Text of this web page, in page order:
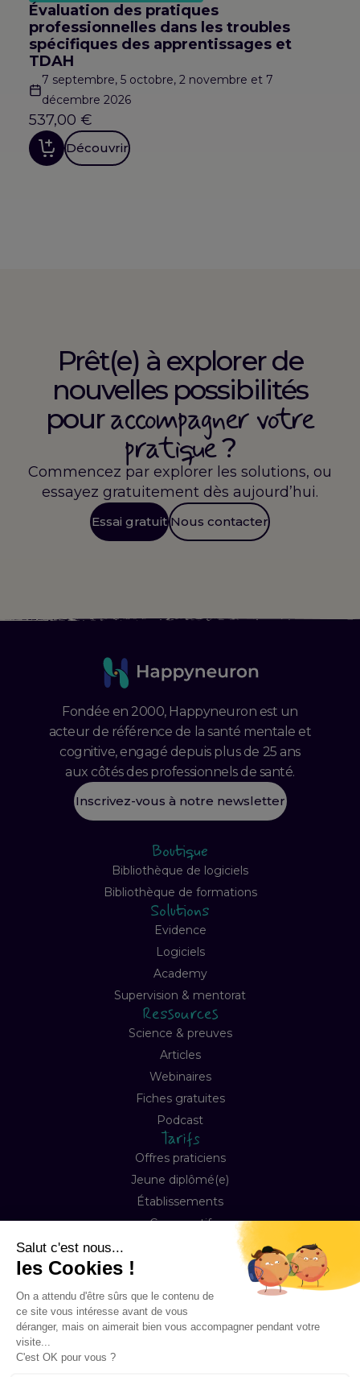
Évaluation des pratiques
professionnelles dans les troubles
spécifiques des apprentissages et
TDAH
7 septembre, 5 octobre, 2 novembre et 7
décembre 2026
537,00 €
Découvrir
Prêt(e) à explorer de
nouvelles possibilités
pouraccompagner votre
pratique?
Commencez par explorer les solutions, ou
essayez gratuitement dès aujourd’hui.
Essai gratuit Nous contacter
Fondée en 2000, Happyneuron est un
acteur de référence de la santé mentale et
cognitive, engagé depuis plus de 25 ans
aux côtés des professionnels de santé.
Inscrivez-vous à notre newsletter
Boutique
Bibliothèque de logiciels
Bibliothèque de formations
Solutions
Evidence
Logiciels
Academy
Supervision & mentorat
Ressources
Science & preuves
Articles
Webinaires
Fiches gratuites
Podcast
Tarifs
Offres praticiens
Jeune diplômé(e)
Établissements
Comparatif
Contact
FAQ
Copyright © 2026 Happyneuron, Tous droits réservés
Mentions légales